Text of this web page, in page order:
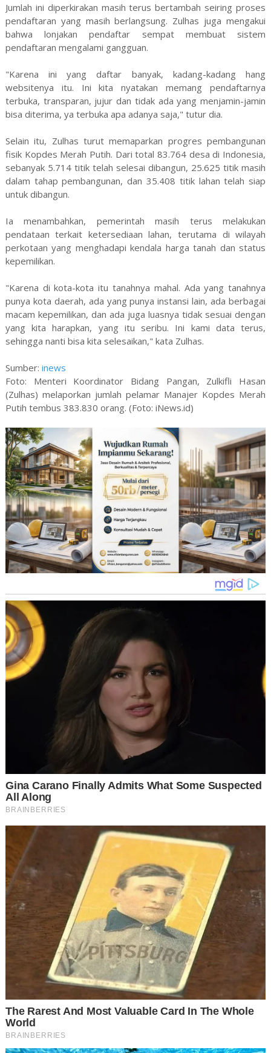
Jumlah ini diperkirakan masih terus bertambah seiring proses
pendaftaran yang masih berlangsung. Zulhas juga mengakui
bahwa lonjakan pendaftar sempat membuat sistem
pendaftaran mengalami gangguan.
"Karena ini yang daftar banyak, kadang-kadang hang
websitenya itu. Ini kita nyatakan memang pendaftarnya
terbuka, transparan, jujur dan tidak ada yang menjamin-jamin
bisa diterima, ya terbuka apa adanya saja," tutur dia.
Selain itu, Zulhas turut memaparkan progres pembangunan
fisik Kopdes Merah Putih. Dari total 83.764 desa di Indonesia,
sebanyak 5.714 titik telah selesai dibangun, 25.625 titik masih
dalam tahap pembangunan, dan 35.408 titik lahan telah siap
untuk dibangun.
Ia menambahkan, pemerintah masih terus melakukan
pendataan terkait ketersediaan lahan, terutama di wilayah
perkotaan yang menghadapi kendala harga tanah dan status
kepemilikan.
"Karena di kota-kota itu tanahnya mahal. Ada yang tanahnya
punya kota daerah, ada yang punya instansi lain, ada berbagai
macam kepemilikan, dan ada juga luasnya tidak sesuai dengan
yang kita harapkan, yang itu seribu. Ini kami data terus,
sehingga nanti bisa kita selesaikan," kata Zulhas.
Sumber: inews
Foto: Menteri Koordinator Bidang Pangan, Zulkifli Hasan
(Zulhas) melaporkan jumlah pelamar Manajer Kopdes Merah
Putih tembus 383.830 orang. (Foto: iNews.id)